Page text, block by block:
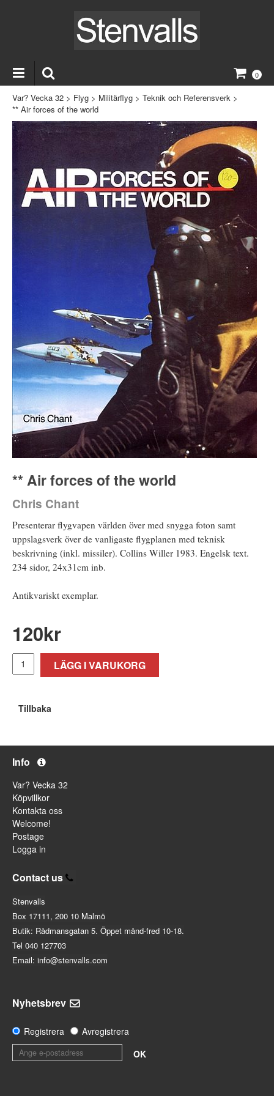
0
Var? Vecka 32 > Flyg > Militärflyg > Teknik och Referensverk >
** Air forces of the world
** Air forces of the world
Chris Chant
Presenterar flygvapen världen över med snygga foton samt
uppslagsverk över de vanligaste flygplanen med teknisk
beskrivning (inkl. missiler). Collins Willer 1983. Engelsk text.
234 sidor, 24x31cm inb.
Antikvariskt exemplar.
120kr
LÄGG I VARUKORG
Tillbaka
Info
Var? Vecka 32
Köpvillkor
Kontakta oss
Welcome!
Postage
Logga in
Contact us
Stenvalls
Box 17111, 200 10 Malmö
Butik: Rådmansgatan 5. Öppet månd-fred 10-18.
Tel 040 127703
Email: info@stenvalls.com
Nyhetsbrev
Registrera
Avregistrera
OK